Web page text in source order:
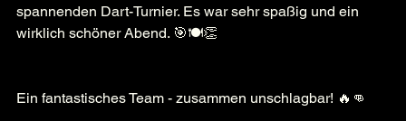
spannenden Dart-Turnier. Es war sehr spaßig und ein
wirklich schöner Abend. 🎯🍽️👏
Ein fantastisches Team - zusammen unschlagbar! 🔥👊